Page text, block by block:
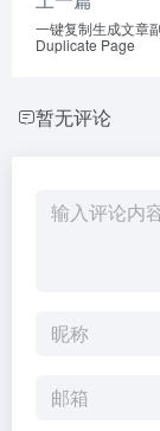
一键复制生成文章
Duplicate Page
暂无评论